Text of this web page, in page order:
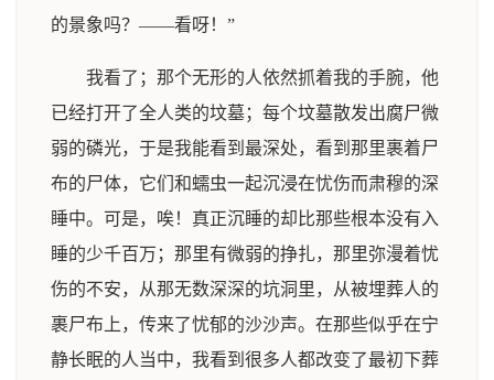
的景象吗？——看呀！”
我看了；那个无形的人依然抓着我的手腕，他
已经打开了全人类的坟墓；每个坟墓散发出腐尸微
弱的磷光，于是我能看到最深处，看到那里裹着尸
布的尸体，它们和蠕虫一起沉浸在忧伤而肃穆的深
睡中。可是，唉！真正沉睡的却比那些根本没有入
睡的少千百万；那里有微弱的挣扎，那里弥漫着忧
伤的不安，从那无数深深的坑洞里，从被埋葬人的
裹尸布上，传来了忧郁的沙沙声。在那些似乎在宁
静长眠的人当中，我看到很多人都改变了最初下葬